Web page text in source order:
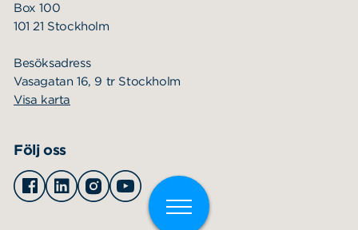
Box 100
101 21 Stockholm
Besöksadress
Vasagatan 16, 9 tr Stockholm
Visa karta
Följ oss
Facebook
LinkedinInstagramYoutube